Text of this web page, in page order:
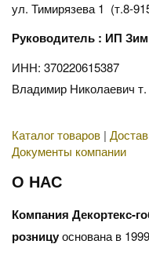
ул. Тимирязева 1 (т.8-
Руководитель : ИП
ИНН: 370220615387
Владимир Николаевич
Каталог товаров |
Документы компании
О НАС
Компания Декортекс-
розницуоснована в